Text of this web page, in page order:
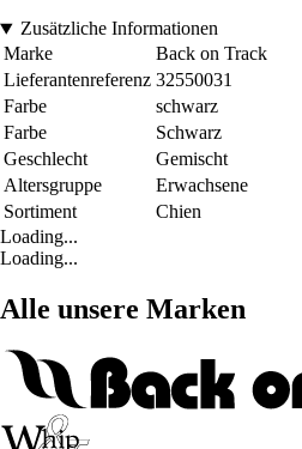
Zusätzliche Informationen
Marke
Back on Track
Lieferantenreferenz 32550031
Farbe
schwarz
Farbe
Schwarz
Geschlecht
Gemischt
Altersgruppe
Erwachsene
Sortiment
Chien
Loading...
Loading...
Alle unsere Marken